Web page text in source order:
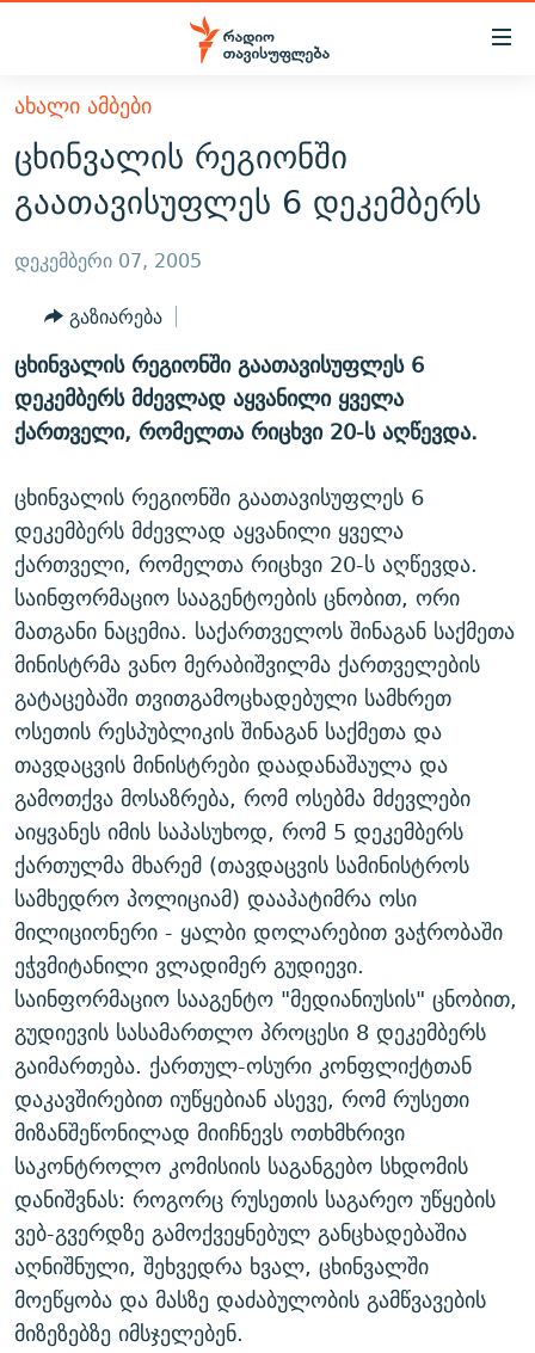
Accessibility
მთავარ
შინაარსზე
დაბრუნება
მთავარ
დაბრუნება
ძიებაზე
დაბრუნება
ᲐᲮᲐᲚᲘ ᲐᲛᲑᲔᲑᲘ
ᲗᲔᲛᲔᲑᲘ
ᲞᲝᲚᲘᲢᲘᲙᲐ
ᲔᲙᲝᲜᲝᲛᲘᲙᲐ
ᲡᲐᲖᲝᲒᲐᲓᲝᲔᲑᲐ
ᲡᲞᲝᲠᲢᲘ
ᲕᲘᲓᲔᲝ
ᲑᲚᲝᲒᲔᲑᲘ
ᲞᲝᲓᲙᲐᲡᲢᲔᲑᲘ
ᲜᲘᲙᲝᲡ ᲞᲝᲓᲙᲐᲡᲢᲘ
60 ᲓᲔᲪᲘᲑᲔᲚᲘ
ᲓᲘᲚᲘᲡ ᲡᲐᲣᲑᲠᲔᲑᲘ
ᲛᲝᲚᲐᲞᲐᲠᲐᲙᲔ ᲢᲔᲥᲡᲢᲔᲑᲘ
ᲨᲘᲜ - ᲣᲪᲮᲝᲔᲗᲨᲘ
ᲚᲘᲢᲔᲠᲐᲢᲣᲠᲣᲚᲘ ᲬᲐᲮᲜᲐᲒᲔᲑᲘ
ᲐᲛᲔᲠᲘᲙᲣᲚᲘ ᲛᲝᲗᲮᲠᲝᲑᲐ
ᲘᲛᲞᲔᲠᲘᲐ ᲓᲐ ᲠᲐᲓᲘᲝ
ᲗᲐᲕᲘᲡᲣᲤᲚᲔᲑᲘᲡ ᲛᲝᲜᲘᲢᲝᲠᲘ
ᲤᲔᲜᲝᲕᲐᲜᲘ - 2.10
ᲗᲥᲕᲔᲜᲘ ᲞᲣᲑᲚᲘᲙᲐᲪᲘᲔᲑᲘ
ᲞᲠᲝᲔᲥᲢᲔᲑᲘ
ᲓᲐᲛᲝᲣᲙᲘᲓᲔᲑᲚᲝᲑᲘᲡ 100 ᲬᲔᲚᲘ
ᲩᲔᲛᲘ ᲡᲘᲙᲕᲓᲘᲚᲘᲡ ᲛᲘᲖᲔᲖᲘᲐ COVID-19
11 ᲬᲔᲚᲘ - 11 ᲐᲛᲑᲐᲕᲘ
ᲡᲐᲞᲐᲠᲚᲐᲛᲔᲜᲢᲝ ᲐᲠᲩᲔᲕᲜᲔᲑᲘᲡ ᲘᲡᲢᲝᲠᲘᲐ
ᲑᲐᲕᲨᲕᲔᲑᲘ ᲞᲠᲝᲡᲢᲘᲢᲣᲪᲘᲐᲨᲘ - ᲐᲛᲝᲣᲗᲥᲛᲔᲚᲘ ᲐᲛᲑᲐᲕᲘ
5 ᲐᲛᲑᲐᲕᲘ - 20 ᲘᲕᲜᲘᲡᲡ ᲓᲐᲨᲐᲕᲔᲑᲣᲚᲔᲑᲘ
ᲐᲒᲕᲘᲡᲢᲝᲡ ᲝᲛᲘ
ПРИВЕТ ᲙᲣᲚᲢᲣᲠᲐ
ЭХО КАВКАЗА
ᲒᲐᲛᲝᲘᲬᲔᲠᲔ
რთე/რთ-ის ყველა საიტი
ᲐᲮᲐᲚᲘ ᲐᲛᲑᲔᲑᲘ
ცხინვალის რეგიონში
გაათავისუფლეს 6 დეკემბერს
დეკემბერი 07, 2005
გაზიარება
ცხინვალის რეგიონში გაათავისუფლეს 6
დეკემბერს მძევლად აყვანილი ყველა
ქართველი, რომელთა რიცხვი 20-ს აღწევდა.
ცხინვალის რეგიონში გაათავისუფლეს 6
დეკემბერს მძევლად აყვანილი ყველა
ქართველი, რომელთა რიცხვი 20-ს აღწევდა.
საინფორმაციო სააგენტოების ცნობით, ორი
მათგანი ნაცემია. საქართველოს შინაგან საქმეთა
მინისტრმა ვანო მერაბიშვილმა ქართველების
გატაცებაში თვითგამოცხადებული სამხრეთ
ოსეთის რესპუბლიკის შინაგან საქმეთა და
თავდაცვის მინისტრები დაადანაშაულა და
გამოთქვა მოსაზრება, რომ ოსებმა მძევლები
აიყვანეს იმის საპასუხოდ, რომ 5 დეკემბერს
ქართულმა მხარემ (თავდაცვის სამინისტროს
სამხედრო პოლიციამ) დააპატიმრა ოსი
მილიციონერი - ყალბი დოლარებით ვაჭრობაში
ეჭვმიტანილი ვლადიმერ გუდიევი.
საინფორმაციო სააგენტო "მედიანიუსის" ცნობით,
გუდიევის სასამართლო პროცესი 8 დეკემბერს
გაიმართება. ქართულ-ოსური კონფლიქტთან
დაკავშირებით იუწყებიან ასევე, რომ რუსეთი
მიზანშეწონილად მიიჩნევს ოთხმხრივი
საკონტროლო კომისიის საგანგებო სხდომის
დანიშვნას: როგორც რუსეთის საგარეო უწყების
ვებ-გვერდზე გამოქვეყნებულ განცხადებაშია
აღნიშნული, შეხვედრა ხვალ, ცხინვალში
მოეწყობა და მასზე დაძაბულობის გამწვავების
მიზეზებზე იმსჯელებენ.